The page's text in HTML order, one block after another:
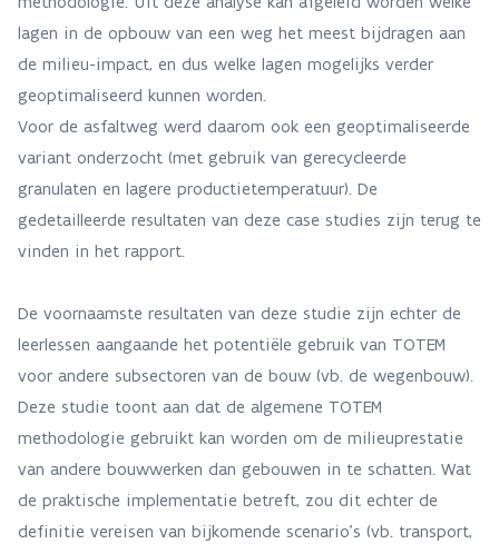
lagen in de opbouw van een weg het meest bijdragen aan
de milieu-impact, en dus welke lagen mogelijks verder
geoptimaliseerd kunnen worden.
Voor de asfaltweg werd daarom ook een geoptimaliseerde
variant onderzocht (met gebruik van gerecycleerde
granulaten en lagere productietemperatuur). De
gedetailleerde resultaten van deze case studies zijn terug te
vinden in het rapport.
De voornaamste resultaten van deze studie zijn echter de
leerlessen aangaande het potentiële gebruik van TOTEM
voor andere subsectoren van de bouw (vb. de wegenbouw).
Deze studie toont aan dat de algemene TOTEM
methodologie gebruikt kan worden om de milieuprestatie
van andere bouwwerken dan gebouwen in te schatten. Wat
de praktische implementatie betreft, zou dit echter de
definitie vereisen van bijkomende scenario’s (vb. transport,